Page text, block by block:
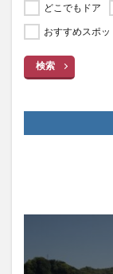
どこでもドア
おすすめスポッ
検索